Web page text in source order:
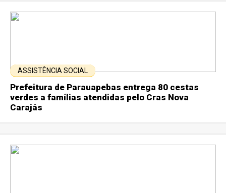
ASSISTÊNCIA SOCIAL
Prefeitura de Parauapebas entrega 80 cestas
verdes a famílias atendidas pelo Cras Nova
Carajás